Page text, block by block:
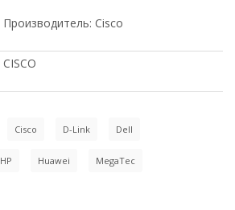
Производитель: Сisco
CISCO
Cisco D-Link Dell
HP Huawei MegaTec